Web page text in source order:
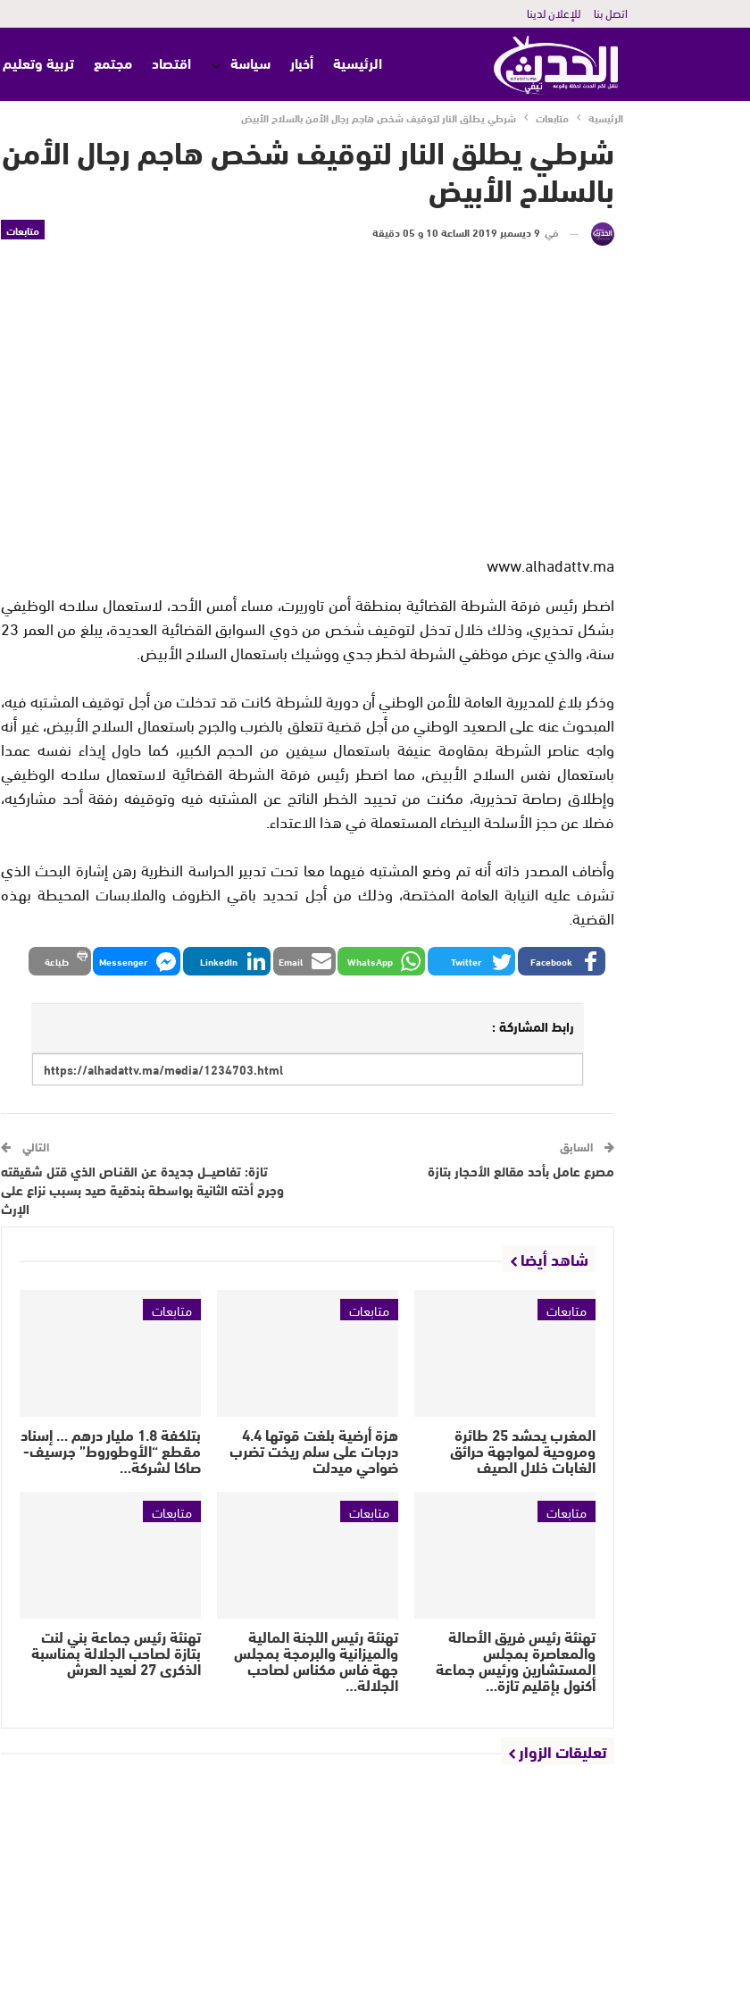
اتصل بنا للإعلان لدينا
الرئيسية أخبار سياسة اقتصاد مجتمع تربية وتعليم
الرئيسية متابعات شرطي يطلق النار لتوقيف شخص هاجم رجال الأمن بالسلاح الأبيض
شرطي يطلق النار لتوقيف شخص هاجم رجال الأمن
بالسلاح الأبيض
متابعات في 9 ديسمبر 2019 الساعة 10 و 05 دقيقة
www.alhadattv.ma
اضطر رئيس فرقة الشرطة القضائية بمنطقة أمن تاوريرت، مساء أمس الأحد، لاستعمال سلاحه الوظيفي
بشكل تحذيري، وذلك خلال تدخل لتوقيف شخص من ذوي السوابق القضائية العديدة، يبلغ من العمر 23
سنة، والذي عرض موظفي الشرطة لخطر جدي ووشيك باستعمال السلاح الأبيض.
وذكر بلاغ للمديرية العامة للأمن الوطني أن دورية للشرطة كانت قد تدخلت من أجل توقيف المشتبه فيه،
المبحوث عنه على الصعيد الوطني من أجل قضية تتعلق بالضرب والجرح باستعمال السلاح الأبيض، غير أنه
واجه عناصر الشرطة بمقاومة عنيفة باستعمال سيفين من الحجم الكبير، كما حاول إيذاء نفسه عمدا
باستعمال نفس السلاح الأبيض، مما اضطر رئيس فرقة الشرطة القضائية لاستعمال سلاحه الوظيفي
وإطلاق رصاصة تحذيرية، مكنت من تحييد الخطر الناتج عن المشتبه فيه وتوقيفه رفقة أحد مشاركيه،
فضلا عن حجز الأسلحة البيضاء المستعملة في هذا الاعتداء.
وأضاف المصدر ذاته أنه تم وضع المشتبه فيهما معا تحت تدبير الحراسة النظرية رهن إشارة البحث الذي
تشرف عليه النيابة العامة المختصة، وذلك من أجل تحديد باقي الظروف والملابسات المحيطة بهذه
القضية.
Facebook
Twitter
WhatsApp
Email
LinkedIn
Messenger طباعة
رابط المشاركة :
السابق
مصرع عامل بأحد مقالع الأحجار بتازة
التالي
تازة: تفاصيـــل جديدة عن القنـاص الذي قتل شقيقته
وجرح أخته الثانية بواسطة بندقية صيد بسبب نزاع على
الإرث
شاهد أيضا
متابعات
المغرب يحشد 25 طائرة
ومروحية لمواجهة حرائق
الغابات خلال الصيف
متابعات
هزة أرضية بلغت قوتها 4.4
درجات على سلم ريخت تضرب
ضواحي ميدلت
متابعات
بتلكفة 1.8 مليار درهم … إسناد
مقطع “الأوطوروط” جرسيف-
صاكا لشركة…
متابعات
تهنئة رئيس فريق الأصالة
والمعاصرة بمجلس
المستشارين ورئيس جماعة
أكنول بإقليم تازة…
متابعات
تهنئة رئيس اللجنة المالية
والميزانية والبرمجة بمجلس
جهة فاس مكناس لصاحب
الجلالة…
متابعات
تهنئة رئيس جماعة بني لنت
بتازة لصاحب الجلالة بمناسبة
الذكرى 27 لعيد العرش
تعليقات الزوار